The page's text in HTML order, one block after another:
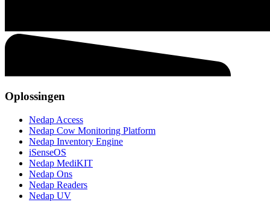
Oplossingen
Nedap Access
Nedap Cow Monitoring Platform
Nedap Inventory Engine
iSenseOS
Nedap MediKIT
Nedap Ons
Nedap Readers
Nedap UV